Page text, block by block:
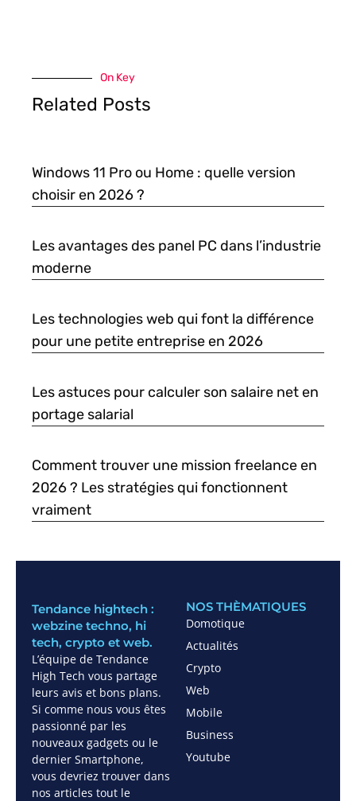
On Key
Related Posts
Windows 11 Pro ou Home : quelle version
choisir en 2026 ?
Les avantages des panel PC dans l’industrie
moderne
Les technologies web qui font la différence
pour une petite entreprise en 2026
Les astuces pour calculer son salaire net en
portage salarial
Comment trouver une mission freelance en
2026 ? Les stratégies qui fonctionnent
vraiment
Tendance hightech :
webzine techno, hi
tech, crypto et web.
L’équipe de Tendance
High Tech vous partage
leurs avis et bons plans.
Si comme nous vous êtes
passionné par les
nouveaux gadgets ou le
dernier Smartphone,
vous devriez trouver dans
nos articles tout le
NOS THÈMATIQUES
Domotique
Actualités
Crypto
Web
Mobile
Business
Youtube